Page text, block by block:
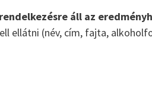
áll az
ellátni (név, cím, fajta,